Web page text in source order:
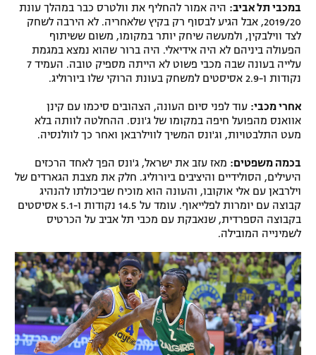
במכבי תל אביב: היה אמור להחליף את וולטרס כבר במהלך עונת
2019/20, אבל הגיע לבסוף רק בקיץ שלאחריה. לא הירבה לשחק
לצד ווילבקין, ולמעשה שיחק יותר במקומו, משום ששיתוף
הפעולה ביניהם לא היה אידיאלי. היה ברור שהוא נמצא במגמת
עלייה בעונה שבה מכבי פשוט לא הייתה מספיק טובה. העמיד 7
נקודות ו-2.9 אסיסטים למשחק בעונת הרוקי שלו ביורוליג.
אחרי מכבי: עוד לפני סיום העונה, הצהובים סיכמו עם קינן
אוואנס מהפועל חיפה במקומו של ג'ונס. ההחלטה לוותה בלא
מעט התלבטויות, וג'ונס המשיך לווילרבאן ואחר כך לוולנסיה.
בכמה משפטים: מאז עזב את ישראל, ג'ונס הפך לאחד הרכזים
היעילים, הסולידיים והיציבים ביורוליג. חלק את מצבת הגארדים של
וילרבאן עם אלי אוקובו, והעונה הוא מוכיח שביכולתו להנהיג
קבוצה עם יומרות לפלייאוף. עומד על 14.5 נקודות ו-5.1 אסיסטים
בקבוצה הספרדית, שנאבקת עם מכבי תל אביב על הכרטיס
לשמינייה המובילה.